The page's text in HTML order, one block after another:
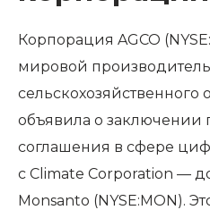
Корпорация AGCO
мировой
сельскохозяйственного
объявила о заключении
соглашения в сфере
с Climate Corporation —
Monsanto (NYSE:MON).